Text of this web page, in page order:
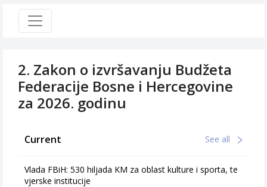
2. Zakon o izvršavanju Budžeta
Federacije Bosne i Hercegovine
za 2026. godinu
Current See all
Vlada FBiH: 530 hiljada KM za oblast kulture i sporta, te
vjerske institucije